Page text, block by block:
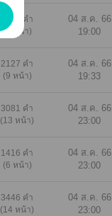
2218 คำ
(9 หน้า)
04 ส.ค. 66
19:00
2127 คำ
(9 หน้า)
04 ส.ค. 66
19:33
3081 คำ
(13 หน้า)
04 ส.ค. 66
23:00
1416 คำ
(6 หน้า)
04 ส.ค. 66
23:00
3446 คำ
(14 หน้า)
04 ส.ค. 66
23:00